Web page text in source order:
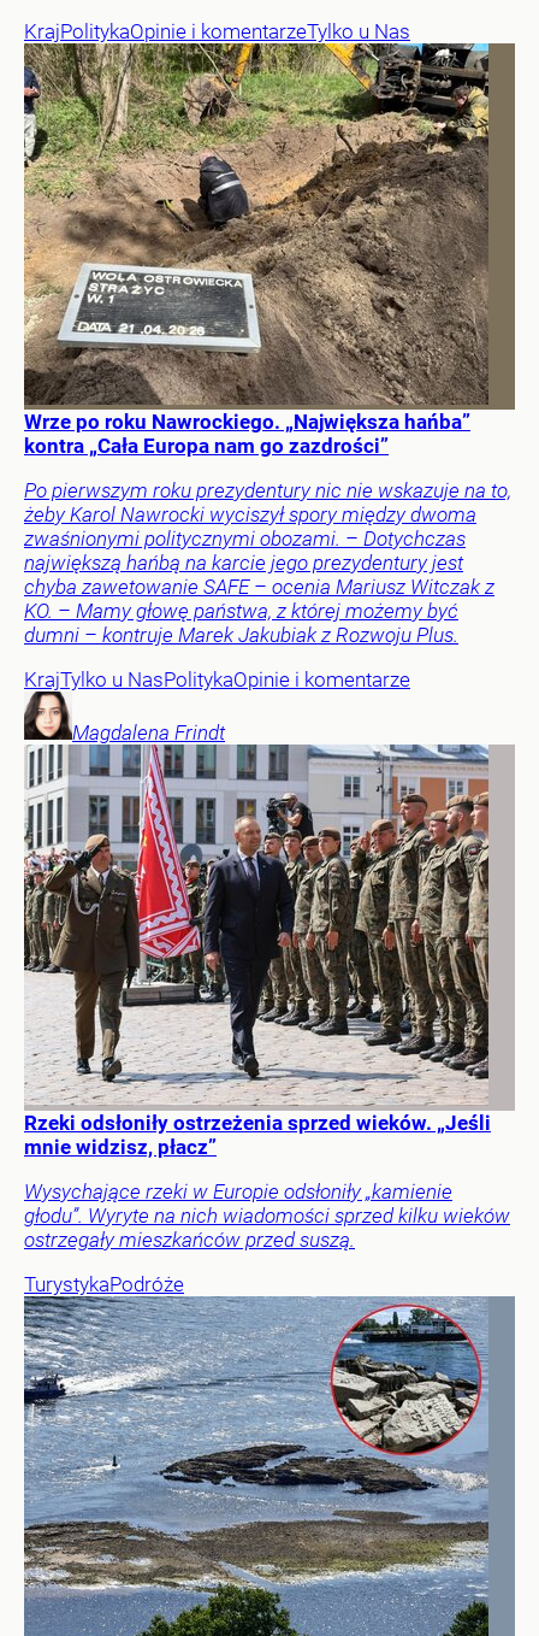
KrajPolitykaOpinie i komentarzeTylko u Nas
Wrze po roku Nawrockiego. „Największa hańba”
kontra „Cała Europa nam go zazdrości”
Po pierwszym roku prezydentury nic nie wskazuje na to,
żeby Karol Nawrocki wyciszył spory między dwoma
zwaśnionymi politycznymi obozami. – Dotychczas
największą hańbą na karcie jego prezydentury jest
chyba zawetowanie SAFE – ocenia Mariusz Witczak z
KO. – Mamy głowę państwa, z której możemy być
dumni – kontruje Marek Jakubiak z Rozwoju Plus.
KrajTylko u NasPolitykaOpinie i komentarze
Magdalena Frindt
Rzeki odsłoniły ostrzeżenia sprzed wieków. „Jeśli
mnie widzisz, płacz”
Wysychające rzeki w Europie odsłoniły „kamienie
głodu”. Wyryte na nich wiadomości sprzed kilku wieków
ostrzegały mieszkańców przed suszą.
TurystykaPodróże